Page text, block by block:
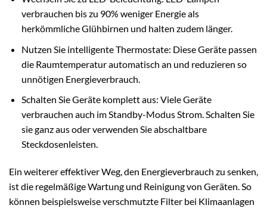
verbrauchen bis zu 90% weniger Energie als
herkömmliche Glühbirnen und halten zudem länger.
Nutzen Sie intelligente Thermostate: Diese Geräte passen
die Raumtemperatur automatisch an und reduzieren so
unnötigen Energieverbrauch.
Schalten Sie Geräte komplett aus: Viele Geräte
verbrauchen auch im Standby-Modus Strom. Schalten Sie
sie ganz aus oder verwenden Sie abschaltbare
Steckdosenleisten.
Ein weiterer effektiver Weg, den Energieverbrauch zu senken,
ist die regelmäßige Wartung und Reinigung von Geräten. So
können beispielsweise verschmutzte Filter bei Klimaanlagen